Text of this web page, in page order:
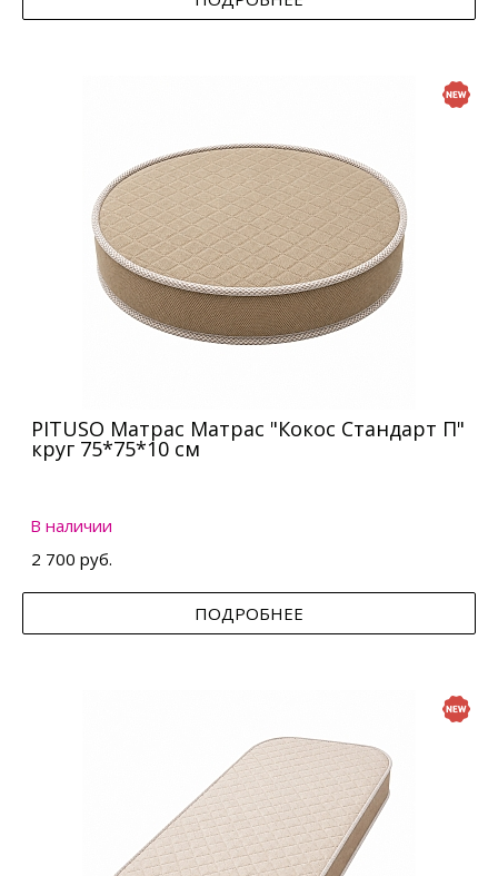
PITUSO Матрас Матрас "Кокос Стандарт П"
круг 75*75*10 см
В наличии
2 700 руб.
ПОДРОБНЕЕ